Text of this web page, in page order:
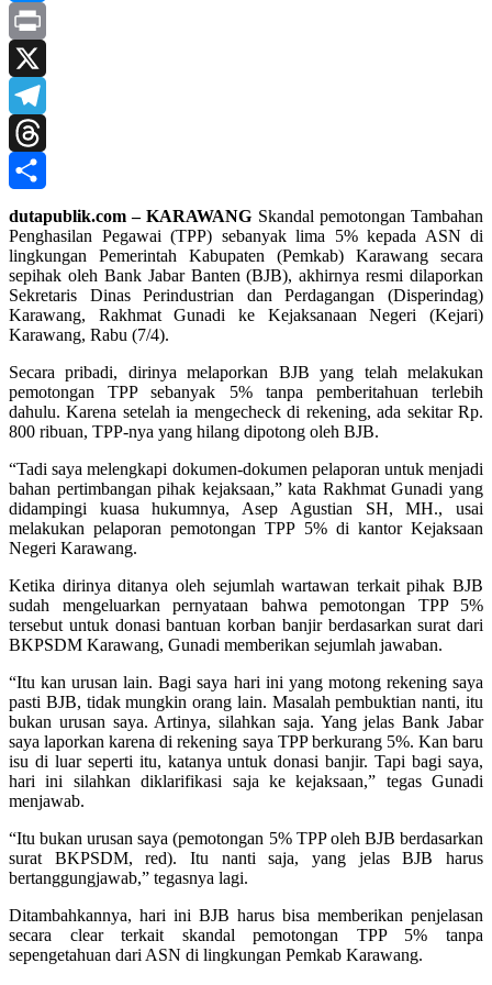
Messenger
Print
X
Telegram
Threads
Share
dutapublik.com – KARAWANG Skandal pemotongan Tambahan
Penghasilan Pegawai (TPP) sebanyak lima 5% kepada ASN di
lingkungan Pemerintah Kabupaten (Pemkab) Karawang secara
sepihak oleh Bank Jabar Banten (BJB), akhirnya resmi dilaporkan
Sekretaris Dinas Perindustrian dan Perdagangan (Disperindag)
Karawang, Rakhmat Gunadi ke Kejaksanaan Negeri (Kejari)
Karawang, Rabu (7/4).
Secara pribadi, dirinya melaporkan BJB yang telah melakukan
pemotongan TPP sebanyak 5% tanpa pemberitahuan terlebih
dahulu. Karena setelah ia mengecheck di rekening, ada sekitar Rp.
800 ribuan, TPP-nya yang hilang dipotong oleh BJB.
“Tadi saya melengkapi dokumen-dokumen pelaporan untuk menjadi
bahan pertimbangan pihak kejaksaan,” kata Rakhmat Gunadi yang
didampingi kuasa hukumnya, Asep Agustian SH, MH., usai
melakukan pelaporan pemotongan TPP 5% di kantor Kejaksaan
Negeri Karawang.
Ketika dirinya ditanya oleh sejumlah wartawan terkait pihak BJB
sudah mengeluarkan pernyataan bahwa pemotongan TPP 5%
tersebut untuk donasi bantuan korban banjir berdasarkan surat dari
BKPSDM Karawang, Gunadi memberikan sejumlah jawaban.
“Itu kan urusan lain. Bagi saya hari ini yang motong rekening saya
pasti BJB, tidak mungkin orang lain. Masalah pembuktian nanti, itu
bukan urusan saya. Artinya, silahkan saja. Yang jelas Bank Jabar
saya laporkan karena di rekening saya TPP berkurang 5%. Kan baru
isu di luar seperti itu, katanya untuk donasi banjir. Tapi bagi saya,
hari ini silahkan diklarifikasi saja ke kejaksaan,” tegas Gunadi
menjawab.
“Itu bukan urusan saya (pemotongan 5% TPP oleh BJB berdasarkan
surat BKPSDM, red). Itu nanti saja, yang jelas BJB harus
bertanggungjawab,” tegasnya lagi.
Ditambahkannya, hari ini BJB harus bisa memberikan penjelasan
secara clear terkait skandal pemotongan TPP 5% tanpa
sepengetahuan dari ASN di lingkungan Pemkab Karawang.